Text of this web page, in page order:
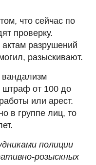
что сейчас по
проверку.
разрушений
разыскивают.
вандализм
штраф от 100 до
или арест.
в группе лиц, то
полиции
розыскных